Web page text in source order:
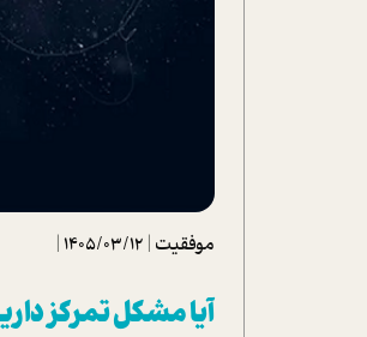
شیوانا
داستان
موفقیت |
1405/03/12
|
آیا مشکل تمرکز